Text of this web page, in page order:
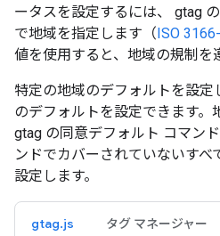
ータスを設定するには、 gtag
で地域を指定します（ISO
値を使用すると、地域の規制を
特定の地域のデフォルトを設定
のデフォルトを設定できます。
gtag の同意デフォルト コマン
ンドでカバーされていないすべ
設定します。
gtag.js タグ マネージャー